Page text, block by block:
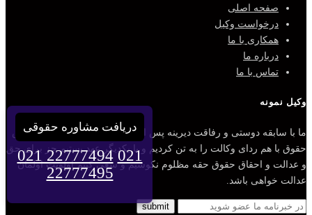
صفحه اصلی
درخواست وکیل
همکاری با ما
درباره ما
تماس با ما
وکیل نمونه
ما با سابقه دوستی و رفاقت دیرینه پس از قبولی مشترک در رشته مقدس
حقوق با هم ردای وکالت را به تن کردیم و با یکدیگر عهد بستیم جز برای حق
و عدالت و احقاق حقوق حقه مظلوم نکوشیم و سعی کنیم اولویت اولمان
عدالت خواهی باشد.
دریافت مشاوره حقوقی
021 22777494 021
22777495